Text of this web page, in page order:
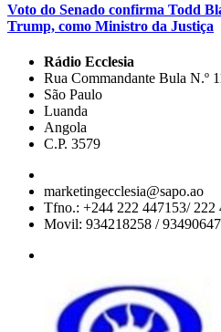
Voto do Senado confirma Todd
Trump, como Ministro da Justiça
Rádio Ecclesia
Rua Commandante Bula N.º
São Paulo
Luanda
Angola
C.P. 3579
marketingecclesia@sapo.ao
Tfno.: +244 222 447153/ 222
Movil: 934218258 /